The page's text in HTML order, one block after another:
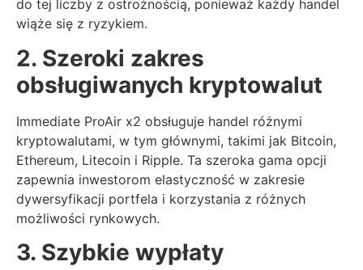
do tej liczby z ostrożnością, ponieważ każdy handel
wiąże się z ryzykiem.
2. Szeroki zakres
obsługiwanych kryptowalut
Immediate ProAir x2 obsługuje handel różnymi
kryptowalutami, w tym głównymi, takimi jak Bitcoin,
Ethereum, Litecoin i Ripple. Ta szeroka gama opcji
zapewnia inwestorom elastyczność w zakresie
dywersyfikacji portfela i korzystania z różnych
możliwości rynkowych.
3. Szybkie wypłaty